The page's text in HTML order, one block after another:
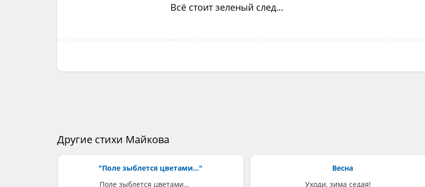
Всё стоит зеленый след…
Другие стихи Майкова
"Поле зыблется цветами..."
Поле зыблется цветами…
Весна
Уходи, зима седая!